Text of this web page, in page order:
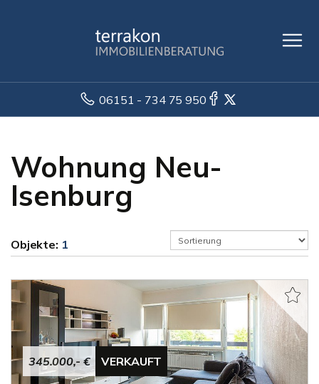
06151 - 734 75 950
Wohnung Neu-
Isenburg
Objekte: 1
345.000,- € VERKAUFT